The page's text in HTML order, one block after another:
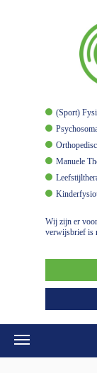
(Sport)
Manuele
Wij zijn er
verwijsbrief is